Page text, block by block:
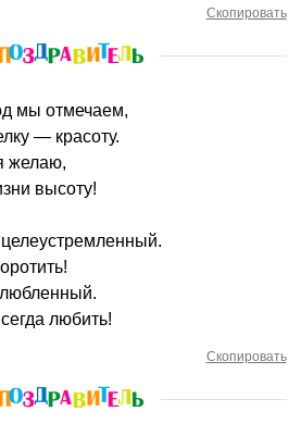
Скопировать
мы отмечаем,
— красоту.
желаю,
высоту!
любить!
Скопировать